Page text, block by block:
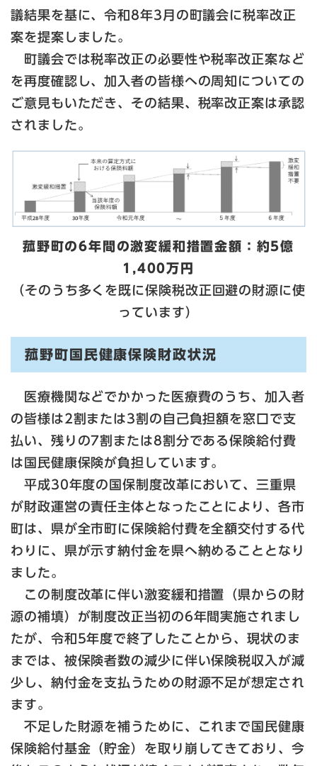
議結果を基に、令和8年3月の町議会に税率改正
案を提案しました。
町議会では税率改正の必要性や税率改正案など
を再度確認し、加入者の皆様への周知についての
ご意見もいただき、その結果、税率改正案は承認
されました。
菰野町の6年間の激変緩和措置金額：約5億
1,400万円
（そのうち多くを既に保険税改正回避の財源に使
っています）
菰野町国民健康保険財政状況
医療機関などでかかった医療費のうち、加入者
の皆様は2割または3割の自己負担額を窓口で支
払い、残りの7割または8割分である保険給付費
は国民健康保険が負担しています。
平成30年度の国保制度改革において、三重県
が財政運営の責任主体となったことにより、各市
町は、県が全市町に保険給付費を全額交付する代
わりに、県が示す納付金を県へ納めることとなり
ました。
この制度改革に伴い激変緩和措置（県からの財
源の補填）が制度改正当初の6年間実施されまし
たが、令和5年度で終了したことから、現状のま
までは、被保険者数の減少に伴い保険税収入が減
少し、納付金を支払うための財源不足が想定され
ます。
不足した財源を補うために、これまで国民健康
保険給付基金（貯金）を取り崩してきており、今